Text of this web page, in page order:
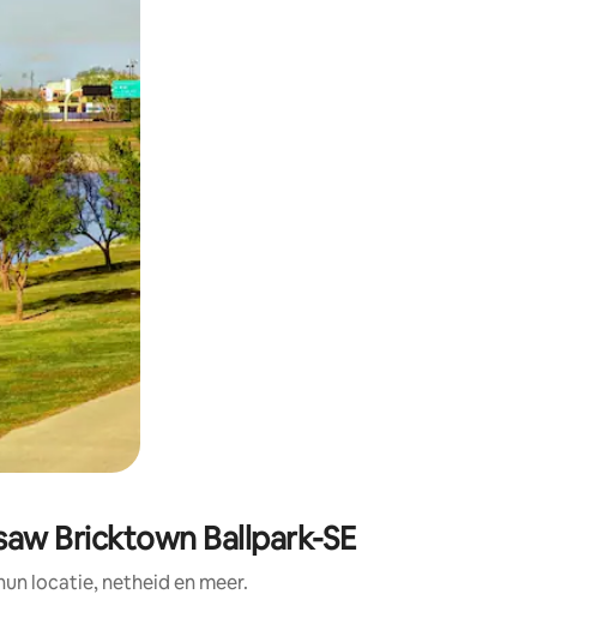
tikken of swipen.
Bricktown Ballpark-SE
locatie, netheid en meer.